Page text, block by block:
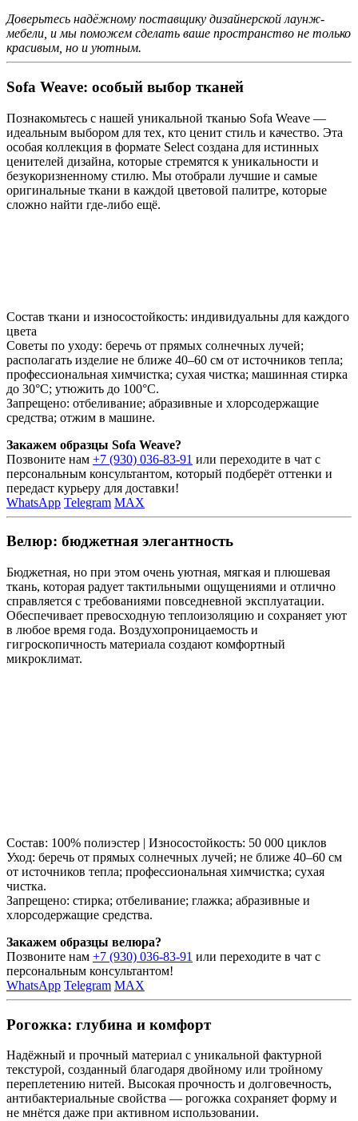
Доверьтесь надёжному поставщику дизайнерской лаунж-
мебели, и мы поможем сделать ваше пространство не только
красивым, но и уютным.
Sofa Weave: особый выбор тканей
Познакомьтесь с нашей уникальной тканью Sofa Weave —
идеальным выбором для тех, кто ценит стиль и качество. Эта
особая коллекция в формате Select создана для истинных
ценителей дизайна, которые стремятся к уникальности и
безукоризненному стилю. Мы отобрали лучшие и самые
оригинальные ткани в каждой цветовой палитре, которые
сложно найти где-либо ещё.
Состав ткани и износостойкость: индивидуальны для каждого
цвета
Советы по уходу: беречь от прямых солнечных лучей;
располагать изделие не ближе 40–60 см от источников тепла;
профессиональная химчистка; сухая чистка; машинная стирка
до 30°C; утюжить до 100°C.
Запрещено: отбеливание; абразивные и хлорсодержащие
средства; отжим в машине.
Закажем образцы Sofa Weave?
Позвоните нам +7 (930) 036-83-91 или переходите в чат с
персональным консультантом, который подберёт оттенки и
передаст курьеру для доставки!
WhatsApp Telegram MAX
Велюр: бюджетная элегантность
Бюджетная, но при этом очень уютная, мягкая и плюшевая
ткань, которая радует тактильными ощущениями и отлично
справляется с требованиями повседневной эксплуатации.
Обеспечивает превосходную теплоизоляцию и сохраняет уют
в любое время года. Воздухопроницаемость и
гигроскопичность материала создают комфортный
микроклимат.
Состав: 100% полиэстер | Износостойкость: 50 000 циклов
Уход: беречь от прямых солнечных лучей; не ближе 40–60 см
от источников тепла; профессиональная химчистка; сухая
чистка.
Запрещено: стирка; отбеливание; глажка; абразивные и
хлорсодержащие средства.
Закажем образцы велюра?
Позвоните нам +7 (930) 036-83-91 или переходите в чат с
персональным консультантом!
WhatsApp Telegram MAX
Рогожка: глубина и комфорт
Надёжный и прочный материал с уникальной фактурной
текстурой, созданный благодаря двойному или тройному
переплетению нитей. Высокая прочность и долговечность,
антибактериальные свойства — рогожка сохраняет форму и
не мнётся даже при активном использовании.